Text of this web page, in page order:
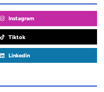
Instagram
Tiktok
Linkedin